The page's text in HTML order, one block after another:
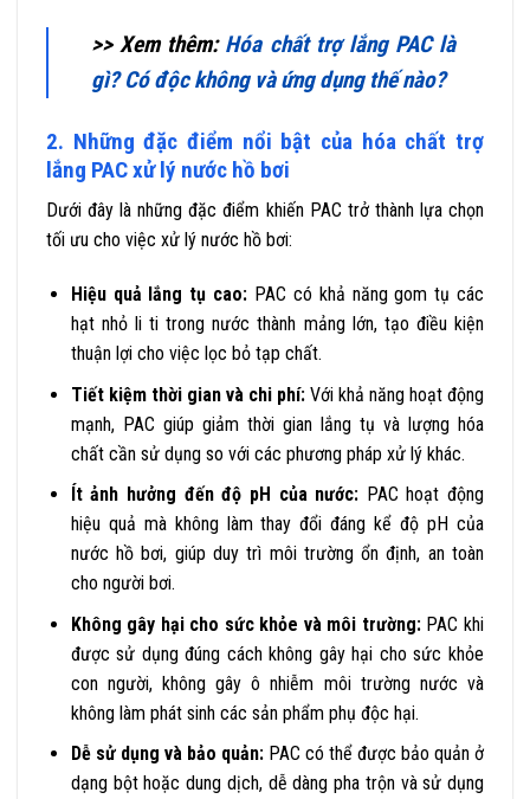
>> Xem thêm: Hóa chất trợ lắng PAC là
gì? Có độc không và ứng dụng thế nào?
2. Những đặc điểm nổi bật của hóa chất trợ
lắng PAC xử lý nước hồ bơi
Dưới đây là những đặc điểm khiến PAC trở thành lựa chọn
tối ưu cho việc xử lý nước hồ bơi:
Hiệu quả lắng tụ cao: PAC có khả năng gom tụ các
hạt nhỏ li ti trong nước thành mảng lớn, tạo điều kiện
thuận lợi cho việc lọc bỏ tạp chất.
Tiết kiệm thời gian và chi phí:Với khả năng hoạt động
mạnh, PAC giúp giảm thời gian lắng tụ và lượng hóa
chất cần sử dụng so với các phương pháp xử lý khác.
Ít ảnh hưởng đến độ pH của nước: PAC hoạt động
hiệu quả mà không làm thay đổi đáng kể độ pH của
nước hồ bơi, giúp duy trì môi trường ổn định, an toàn
cho người bơi.
Không gây hại cho sức khỏe và môi trường:PAC khi
được sử dụng đúng cách không gây hại cho sức khỏe
con người, không gây ô nhiễm môi trường nước và
không làm phát sinh các sản phẩm phụ độc hại.
Dễ sử dụng và bảo quản:PAC có thể được bảo quản ở
dạng bột hoặc dung dịch, dễ dàng pha trộn và sử dụng